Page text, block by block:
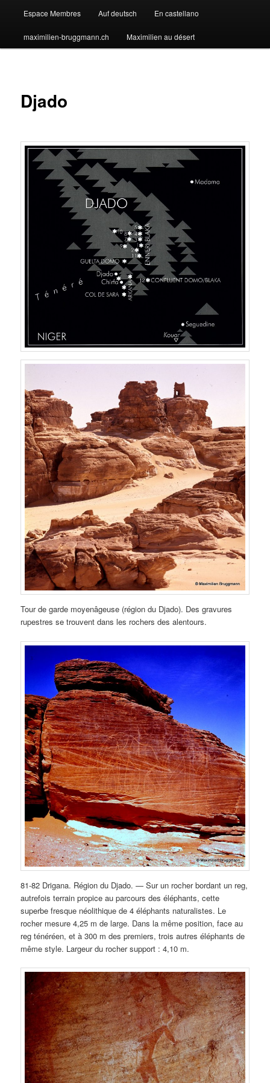
Espace Membres Auf deutsch En castellano
maximilien-bruggmann.ch Maximilien au désert
Djado
Tour de garde moyenâgeuse (région du Djado). Des gravures
rupestres se trouvent dans les rochers des alentours.
81-82 Drigana. Région du Djado. — Sur un rocher bordant un reg,
autrefois terrain propice au parcours des éléphants, cette
superbe fresque néolithique de 4 éléphants naturalistes. Le
rocher mesure 4,25 m de large. Dans la même position, face au
reg ténéréen, et à 300 m des premiers, trois autres éléphants de
même style. Largeur du rocher support : 4,10 m.